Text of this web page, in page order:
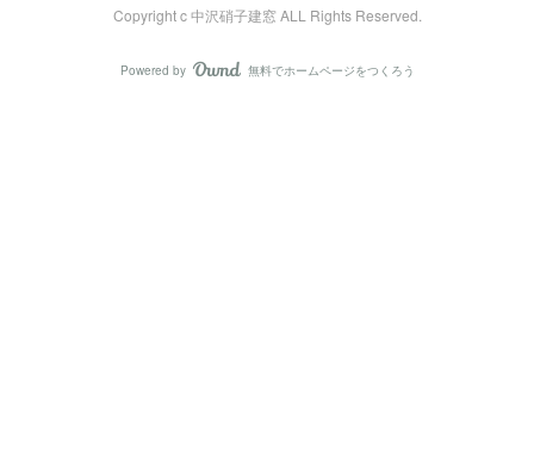
Copyright c 中沢硝子建窓 ALL Rights Reserved.
Powered by AmebaOwnd
無料でホームページをつくろう